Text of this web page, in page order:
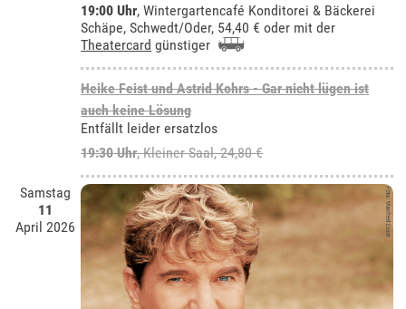
19:00 Uhr,Wintergartencafé Konditorei & Bäckerei
Schäpe, Schwedt/Oder, 54,40 € oder mit der
Theatercard günstiger
Heike Feist und Astrid Kohrs - Gar nicht lügen ist
auch keine Lösung
Entfällt leider ersatzlos
19:30 Uhr,Kleiner Saal, 24,80 €
Samstag
11
April 2026